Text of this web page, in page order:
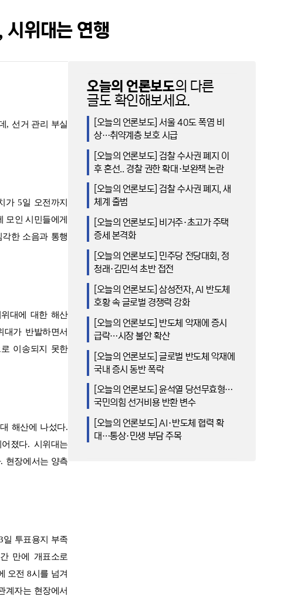
위대는 연행
,선거 관리 부실
가 5일 오전까지
모인 시민들에게
각한 소음과 통행
대에 대한 해산
대가 반발하면서
이송되지 못한
해산에 나섰다.
졌다. 시위대는
. 현장에서는 양측
일 투표용지 부족
만에 개표소로
오전 8시를 넘겨
계자는 현장에서
오늘의 언론보도의 다른
글도 확인해보세요.
[오늘의 언론보도] 서울 40도 폭염 비
상…취약계층 보호 시급
[오늘의 언론보도] 검찰 수사권 폐지 이
후 혼선.. 경찰 권한 확대·보완책 논란
[오늘의 언론보도] 검찰 수사권 폐지, 새
체계 출범
[오늘의 언론보도] 비거주·초고가 주택
증세 본격화
[오늘의 언론보도] 민주당 전당대회, 정
청래·김민석 초반 접전
[오늘의 언론보도] 삼성전자, AI 반도체
호황 속 글로벌 경쟁력 강화
[오늘의 언론보도] 반도체 악재에 증시
급락…시장 불안 확산
[오늘의 언론보도] 글로벌 반도체 악재에
국내 증시 동반 폭락
[오늘의 언론보도] 윤석열 당선무효형…
국민의힘 선거비용 반환 변수
[오늘의 언론보도] AI·반도체 협력 확
대…통상·민생 부담 주목